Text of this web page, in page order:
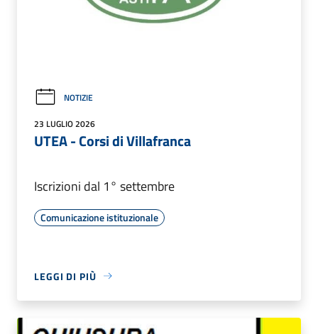
NOTIZIE
23 LUGLIO 2026
UTEA - Corsi di Villafranca
Iscrizioni dal 1° settembre
Comunicazione istituzionale
LEGGI DI PIÙ